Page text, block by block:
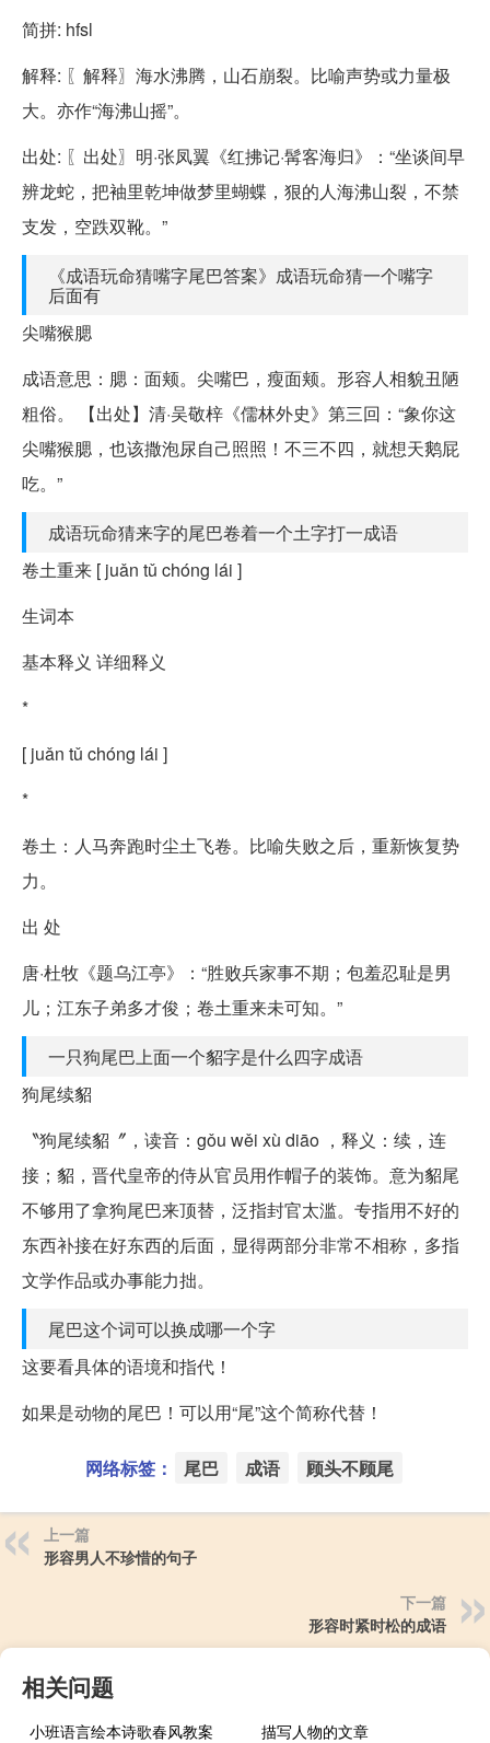
简拼: hfsl
解释: 〖解释〗海水沸腾，山石崩裂。比喻声势或力量极
大。亦作“海沸山摇”。
出处: 〖出处〗明·张凤翼《红拂记·髯客海归》：“坐谈间早
辨龙蛇，把袖里乾坤做梦里蝴蝶，狠的人海沸山裂，不禁
支发，空跌双靴。”
《成语玩命猜嘴字尾巴答案》成语玩命猜一个嘴字
后面有
尖嘴猴腮
成语意思：腮：面颊。尖嘴巴，瘦面颊。形容人相貌丑陋
粗俗。 【出处】清·吴敬梓《儒林外史》第三回：“象你这
尖嘴猴腮，也该撒泡尿自己照照！不三不四，就想天鹅屁
吃。”
成语玩命猜来字的尾巴卷着一个土字打一成语
卷土重来 [ juǎn tǔ chóng lái ]
生词本
基本释义 详细释义
*
[ juǎn tǔ chóng lái ]
*
卷土：人马奔跑时尘土飞卷。比喻失败之后，重新恢复势
力。
出 处
唐·杜牧《题乌江亭》：“胜败兵家事不期；包羞忍耻是男
儿；江东子弟多才俊；卷土重来未可知。”
一只狗尾巴上面一个貂字是什么四字成语
狗尾续貂
〝狗尾续貂〞，读音：gǒu wěi xù diāo ，释义：续，连
接；貂，晋代皇帝的侍从官员用作帽子的装饰。意为貂尾
不够用了拿狗尾巴来顶替，泛指封官太滥。专指用不好的
东西补接在好东西的后面，显得两部分非常不相称，多指
文学作品或办事能力拙。
尾巴这个词可以换成哪一个字
这要看具体的语境和指代！
如果是动物的尾巴！可以用“尾”这个简称代替！
网络标签： 尾巴 成语 顾头不顾尾
上一篇
形容男人不珍惜的句子
下一篇
形容时紧时松的成语
相关问题
小班语言绘本诗歌春风教案
描写人物的文章